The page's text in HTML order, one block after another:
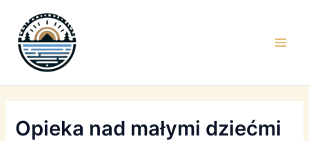
content
Opieka nad małymi dziećmi